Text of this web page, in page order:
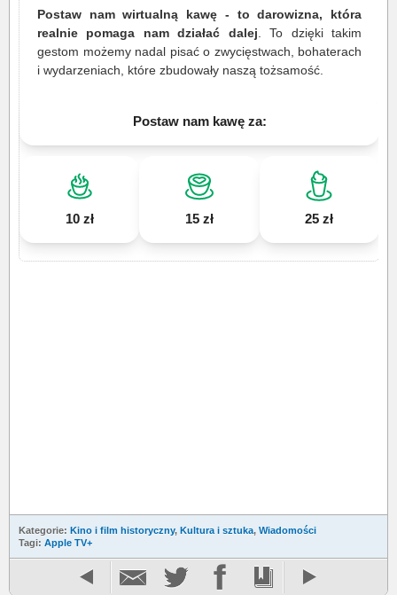
Postaw nam wirtualną kawę - to darowizna, która
realnie pomaga nam działać dalej . To dzięki takim
gestom możemy nadal pisać o zwycięstwach, bohaterach
i wydarzeniach, które zbudowały naszą tożsamość.
Postaw nam kawę za:
10 zł 15 zł 25 zł
Kategorie: Kino i film historyczny, Kultura i sztuka, Wiadomości
Tagi: Apple TV+